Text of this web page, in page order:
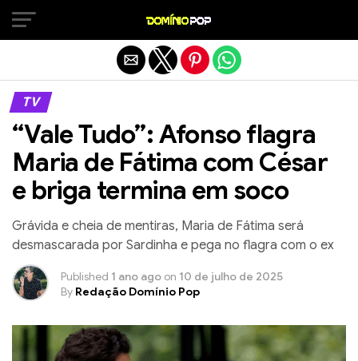
TV
“Vale Tudo”: Afonso flagra
Maria de Fátima com César
e briga termina em soco
Grávida e cheia de mentiras, Maria de Fátima será
desmascarada por Sardinha e pega no flagra com o ex
Published 1 ano ago on 10 de julho de 2025
By Redação Domínio Pop
Sair da versão mobile